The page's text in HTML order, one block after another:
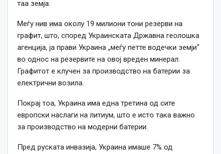
таа земја.
Меѓу нив има околу 19 милиони тони резерви на
графит, што, според Украинската Државна геолошка
агенција, ја прави Украина „меѓу петте водечки земји“
во однос на резервите на овој вреден минерал.
Графитот е клучен за производство на батерии за
електрични возила.
Покрај тоа, Украина има една третина од сите
европски наслаги на литиум, што е исто така важно
за производство на модерни батерии.
Пред руската инвазија, Украина имаше 7% од